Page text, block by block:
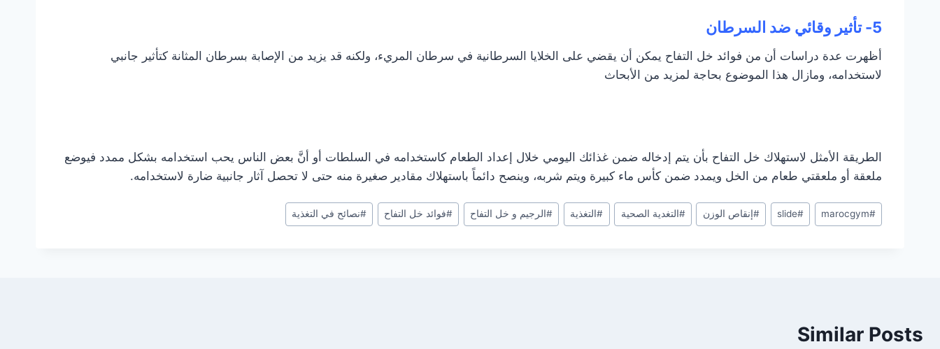
5- تأثير وقائي ضد السرطان
أظهرت عدة دراسات أن من فوائد خل التفاح يمكن أن يقضي على الخلايا السرطانية في سرطان المريء، ولكنه قد يزيد من الإصابة بسرطان المثانة كتأثير جانبي
لاستخدامه، ومازال هذا الموضوع بحاجة لمزيد من الأبحاث
الطريقة الأمثل لاستهلاك خل التفاح بأن يتم إدخاله ضمن غذائك اليومي خلال إعداد الطعام كاستخدامه في السلطات أو أنَّ بعض الناس يحب استخدامه بشكل ممدد فيوضع
ملعقة أو ملعقتي طعام من الخل ويمدد ضمن كأس ماء كبيرة ويتم شربه، وينصح دائماً باستهلاك مقادير صغيرة منه حتى لا تحصل آثار جانبية ضارة لاستخدامه.
#
marocgym
#
slide
#إنقاص الوزن #التغدية الصحية #التغذية #الرجيم و خل التفاح #فوائد خل التفاح #نصائح في التغذية
Similar Posts